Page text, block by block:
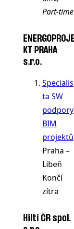
Part-time
ENERGOPROJE
KT PRAHA
s.r.o.
Specialis
ta SW
podpory
BIM
projektů
Praha –
Libeň
Končí
zítra
Hilti ČR spol.